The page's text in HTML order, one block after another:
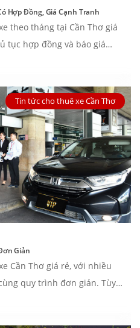
Hợp Đồng, Giá Cạnh Tranh
theo tháng tại Cần Thơ giá
tục hợp đồng và báo giá
Tin tức cho thuê xe Cần Thơ
Giản
Cần Thơ giá rẻ, với nhiều
quy trình đơn giản. Tùy